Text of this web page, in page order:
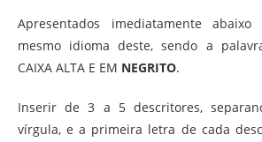
Apresentados imediatamente
mesmo idioma deste, sendo a
CAIXA ALTA E EM NEGRITO.
Inserir de 3 a 5 descritores,
vírgula, e a primeira letra de cada